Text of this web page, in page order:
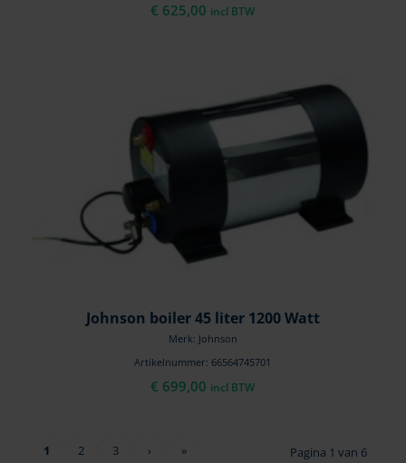
€ 625,00 incl BTW
Johnson boiler 45 liter 1200 Watt
Merk: Johnson
Artikelnummer: 66564745701
€ 699,00 incl BTW
Pagina 1 van 6
1 2 3 › »